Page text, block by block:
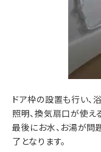
ドア枠の設置も行い、
照明、換気扇口が使え
最後にお水、お湯が問
了となります。